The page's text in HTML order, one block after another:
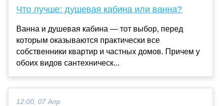
Что лучше: душевая кабина или ванна?
Ванна и душевая кабина — тот выбор, перед
которым оказываются практически все
собственники квартир и частных домов. Причем у
обоих видов сантехническ...
12:00, 07 Апр